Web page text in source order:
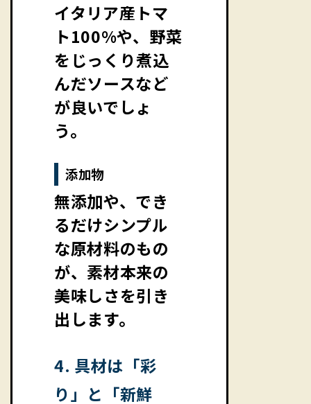
イタリア産トマ
ト100%や、野菜
をじっくり煮込
んだソースなど
が良いでしょ
う。
添加物
無添加や、でき
るだけシンプル
な原材料のもの
が、素材本来の
美味しさを引き
出します。
4. 具材は「彩
り」と「新鮮